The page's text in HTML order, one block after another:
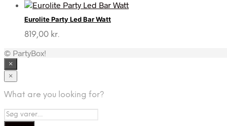
Eurolite Party Led Bar Watt
819,00 kr.
© PartyBox!
×
×
What are you looking for?